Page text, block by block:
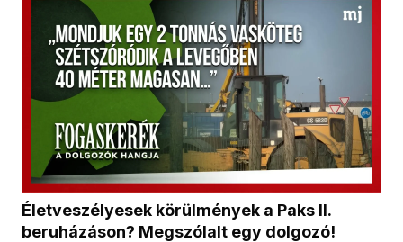
Életveszélyesek körülmények a Paks II.
beruházáson? Megszólalt egy dolgozó!